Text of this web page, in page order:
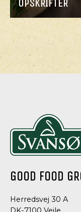
OPSKRIFTER
GOOD FOOD
Herredsvej 30 A